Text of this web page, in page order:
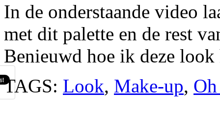
In de onderstaande video
met dit palette en de rest
Benieuwd hoe ik deze
TAGS: Look, Make-up,